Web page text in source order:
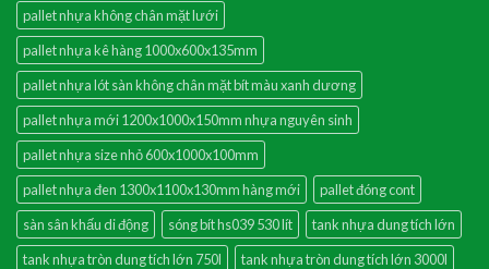
pallet nhựa không chân mặt lưới
pallet nhựa kê hàng 1000x600x135mm
pallet nhựa lót sàn không chân mặt bít màu xanh dương
pallet nhựa mới 1200x1000x150mm nhựa nguyên sinh
pallet nhựa size nhỏ 600x1000x100mm
pallet nhựa đen 1300x1100x130mm hàng mới
pallet đóng cont
sàn sân khấu di động
sóng bít hs039 530 lít
tank nhựa dung tích lớn
tank nhựa tròn dung tích lớn 750l
tank nhựa tròn dung tích lớn 3000l